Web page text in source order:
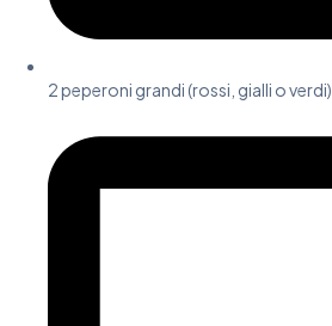
2 peperoni grandi (rossi, gialli o verdi)